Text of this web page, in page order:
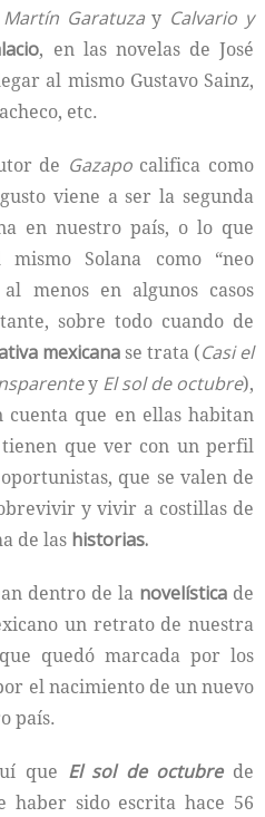
Martín Garatuzay Calvario y
, en las novelas de José
al mismo Gustavo Sainz,
etc.
de Gazapo califica como
viene a ser la segunda
en nuestro país, o lo que
Solana como “neo
menos en algunos casos
sobre todo cuando de
mexicanase trata (Casi el
y El sol de octubre),
cuenta que en ellas habitan
que ver con un perfil
que se valen de
y vivir a costillas de
de las historias.
dentro de la novelística de
un retrato de nuestra
quedó marcada por los
el nacimiento de un nuevo
país.
que El sol de octubre de
haber sido escrita hace 56